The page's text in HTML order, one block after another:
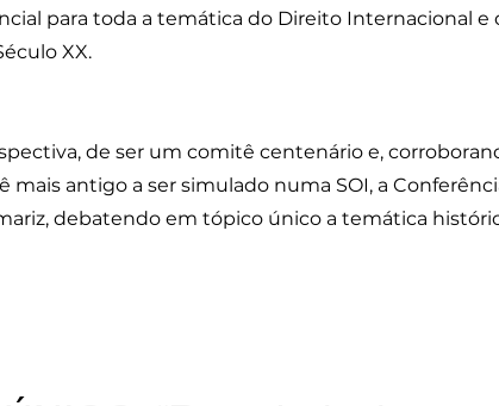
para toda a temática do Direito Internacional e
XX.
de ser um comitê centenário e,
mais antigo a ser simulado numa SOI, a
debatendo em tópico único a temática